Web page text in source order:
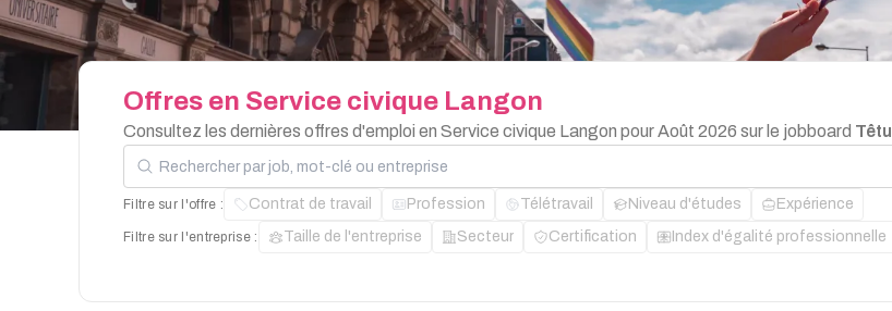
Offres en Service civique Langon
Consultez les dernières offres d'emploi en Service civique Langon pour Août 2026 sur le jobboard Têtu
Rechercher par job, mot-clé ou entreprise
Filtre sur l'offre : Contrat de travail Profession Télétravail Niveau d'études Expérience
Filtre sur l'entreprise : Taille de l'entreprise Secteur Certification Index d'égalité professionnelle